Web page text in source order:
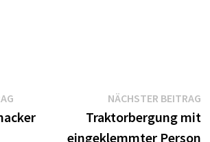
Vorheriger
Beitrag:
NÄCHSTER BEITRAG
Traktorbergung mit
eingeklemmter Person